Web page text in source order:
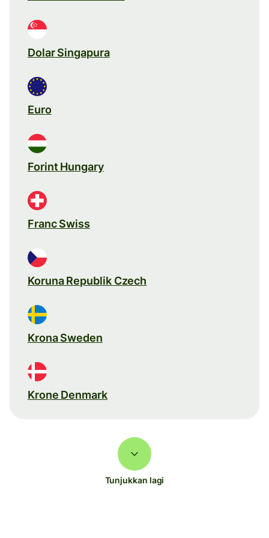
Dolar Singapura
Euro
Forint Hungary
Franc Swiss
Koruna Republik Czech
Krona Sweden
Krone Denmark
Tunjukkan lagi